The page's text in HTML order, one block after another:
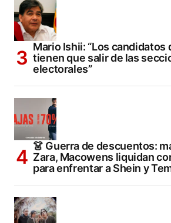
Mario Ishii: “Los candidatos
tienen que salir de las
electorales”
👗 Guerra de descuentos:
Zara, Macowens liquidan
para enfrentar a Shein y